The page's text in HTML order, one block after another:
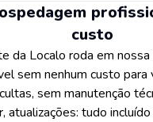
custo
da Localo roda em
sem nenhum custo
sem manutenção
atualizações: tudo